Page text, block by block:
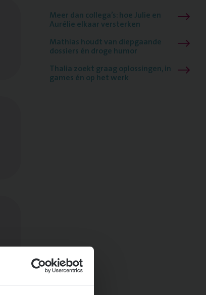
Meer dan collega’s: hoe Julie en
Aurélie elkaar versterken
Mathias houdt van diepgaande
dossiers én droge humor
Thalia zoekt graag oplossingen, in
games én op het werk